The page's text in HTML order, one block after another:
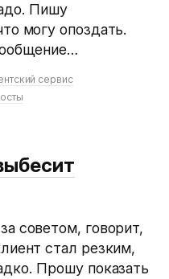
Пишу
могу опоздать.
сервис
советом, говорит,
стал резким,
Прошу показать